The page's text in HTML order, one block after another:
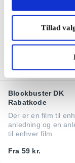
Tillad
Blockbuster DK
Rabatkode
Der er en film til
anledning og en
til enhver film
Fra 59 kr.